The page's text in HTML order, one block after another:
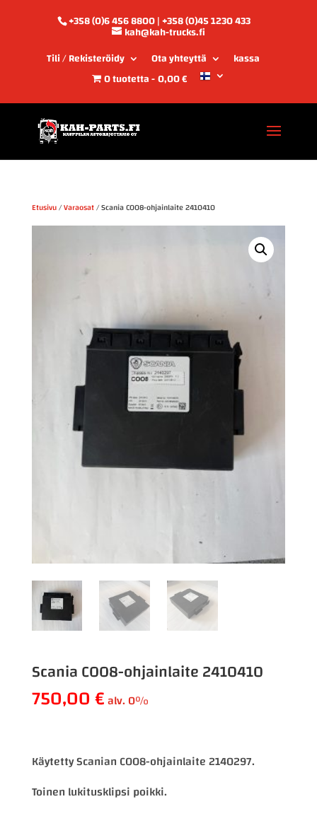
+358 (0)6 456 8800 | +358 (0)45 1230 433
kah@kah-trucks.fi
Tili / Rekisteröidy
Ota yhteyttä
kassa
0 tuotetta 0,00 €
Etusivu/Varaosat/ Scania COO8-ohjainlaite 2410410
Scania COO8-ohjainlaite 2410410
750,00€alv. 0%
Käytetty Scanian COO8-ohjainlaite 2140297.
Toinen lukitusklipsi poikki.